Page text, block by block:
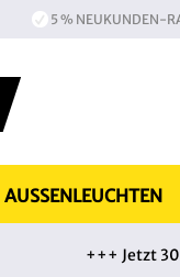
5 % NEUKUNDEN-
AUSSENLEUCHTEN
+++ Jetzt